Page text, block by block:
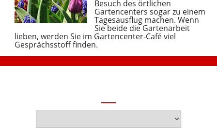
Besuch des örtlichen
Gartencenters sogar zu einem
Tagesausflug machen. Wenn
Sie beide die Gartenarbeit
lieben, werden Sie im Gartencenter-Café viel
Gesprächsstoff finden.